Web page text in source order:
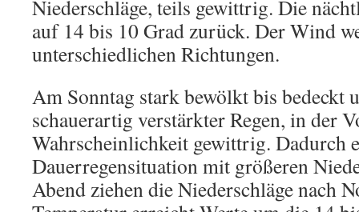
Niederschläge, teils gewittrig. Die
auf 14 bis 10 Grad zurück. Der Wind
unterschiedlichen Richtungen.
Am Sonntag stark bewölkt bis bedeckt
schauerartig verstärkter Regen, in der
Wahrscheinlichkeit gewittrig. Dadurch
Dauerregensituation mit größeren
Abend ziehen die Niederschläge nach